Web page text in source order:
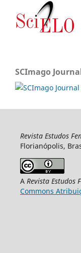
SCImago
Revista Estudos
Florianópolis,
A Revista Estudos
Commons